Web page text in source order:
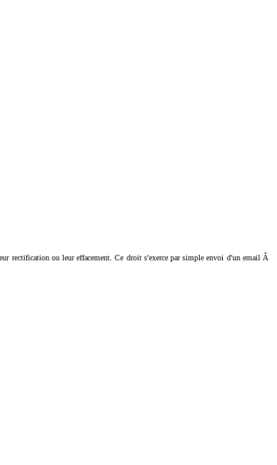
rectification ou leur effacement. Ce droit s'exerce par simple envoi d'un email Ã